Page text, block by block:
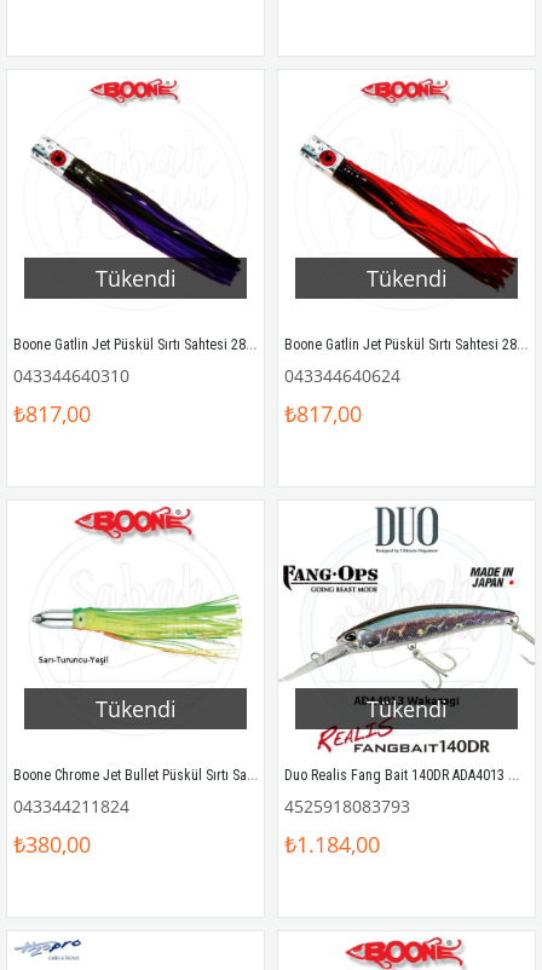
Tükendi
Boone Gatlin Jet Püskül Sırtı Sahtesi 28cm Mor/Siyah
043344640310
₺817,00
Tükendi
Boone Gatlin Jet Püskül Sırtı Sahtesi 28cm Kırmızı / Siyah
043344640624
₺817,00
Tükendi
Boone Chrome Jet Bullet Püskül Sırtı Sahtesi 12cm 28gr Sarı Turuncu Yeşil
043344211824
₺380,00
Tükendi
Duo Realis Fang Bait 140DR ADA4013 Wakasagi
4525918083793
₺1.184,00